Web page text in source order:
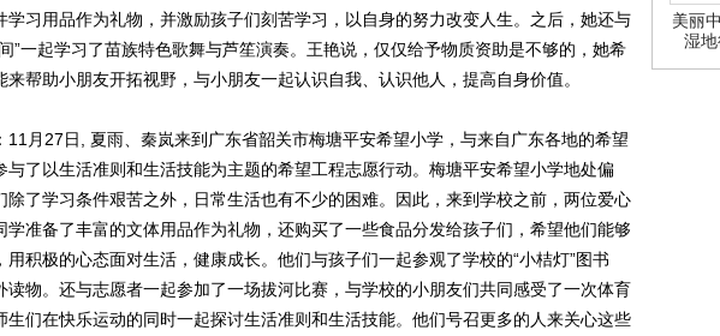
美丽
湿
学习用品作为礼物，并激励孩子们刻苦学习，以自身的努力改变人生。之后，她还与
”一起学习了苗族特色歌舞与芦笙演奏。王艳说，仅仅给予物质资助是不够的，她希
来帮助小朋友开拓视野，与小朋友一起认识自我、认识他人，提高自身价值。
月27日, 夏雨、秦岚来到广东省韶关市梅塘平安希望小学，与来自广东各地的希望
与了以生活准则和生活技能为主题的希望工程志愿行动。梅塘平安希望小学地处偏
除了学习条件艰苦之外，日常生活也有不少的困难。因此，来到学校之前，两位爱心
学准备了丰富的文体用品作为礼物，还购买了一些食品分发给孩子们，希望他们能够
用积极的心态面对生活，健康成长。他们与孩子们一起参观了学校的“小桔灯”图书
读物。还与志愿者一起参加了一场拔河比赛，与学校的小朋友们共同感受了一次体育
生们在快乐运动的同时一起探讨生活准则和生活技能。他们号召更多的人来关心这些